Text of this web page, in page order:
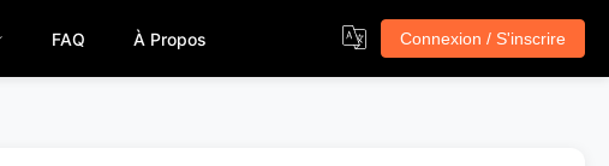
FAQ À Propos Connexion / S'inscrire